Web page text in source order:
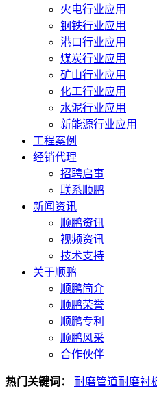
火电行业应用
钢铁行业应用
港口行业应用
煤炭行业应用
矿山行业应用
化工行业应用
水泥行业应用
新能源行业应用
工程案例
经销代理
招聘启事
联系顺鹏
新闻资讯
顺鹏资讯
视频资讯
技术支持
关于顺鹏
顺鹏简介
顺鹏荣誉
顺鹏专利
顺鹏风采
合作伙伴
热门关键词： 耐磨管道耐磨衬